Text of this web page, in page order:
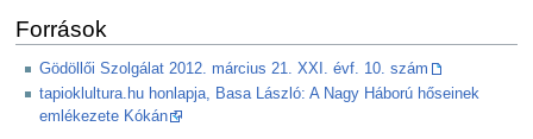
Források
Gödöllői Szolgálat 2012. március 21. XXI. évf. 10. szám
tapioklultura.hu honlapja, Basa László: A Nagy Háború hőseinek
emlékezete Kókán